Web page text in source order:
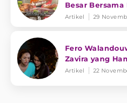
Besar
Artikel 29
Fero
Zavira yang
Artikel 22